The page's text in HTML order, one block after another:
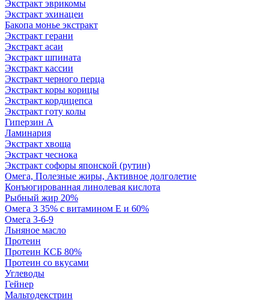
Экстракт эврикомы
Экстракт эхинацеи
Бакопа монье экстракт
Экстракт герани
Экстракт асаи
Экстракт шпината
Экстракт кассии
Экстракт черного перца
Экстракт коры корицы
Экстракт кордицепса
Экстракт готу колы
Гиперзин А
Ламинария
Экстракт хвоща
Экстракт чеснока
Экстракт софоры японской (рутин)
Омега, Полезные жиры, Активное долголетие
Конъюгированная линолевая кислота
Рыбный жир 20%
Омега 3 35% с витамином Е и 60%
Омега 3-6-9
Льняное масло
Протеин
Протеин КСБ 80%
Протеин со вкусами
Углеводы
Гейнер
Мальтодекстрин